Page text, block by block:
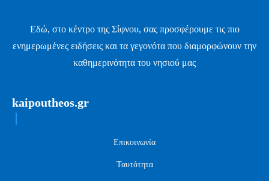
Εδώ, στο κέντρο της Σίφνου, σας προσφέρουμε τις πιο
ενημερωμένες ειδήσεις και τα γεγονότα που διαμορφώνουν την
καθημερινότητα του νησιού μας
kaipoutheos.gr
Επικοινωνία
Ταυτότητα